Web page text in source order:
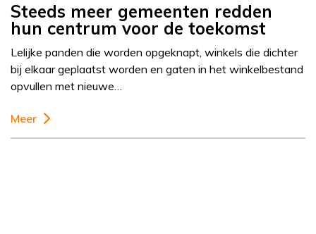
Steeds meer gemeenten redden
hun centrum voor de toekomst
Lelijke panden die worden opgeknapt, winkels die dichter
bij elkaar geplaatst worden en gaten in het winkelbestand
opvullen met nieuwe…
Meer